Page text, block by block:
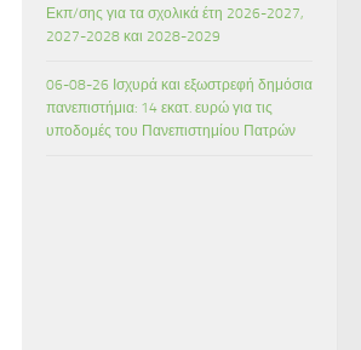
Εκπ/σης για τα σχολικά έτη 2026-2027,
2027-2028 και 2028-2029
06-08-26 Ισχυρά και εξωστρεφή δημόσια
πανεπιστήμια: 14 εκατ. ευρώ για τις
υποδομές του Πανεπιστημίου Πατρών